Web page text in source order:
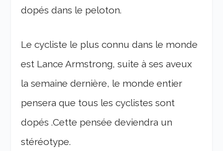
dopés dans le peloton.
Le cycliste le plus connu dans le monde
est Lance Armstrong, suite à ses aveux
la semaine dernière, le monde entier
pensera que tous les cyclistes sont
dopés .Cette pensée deviendra un
stéréotype.